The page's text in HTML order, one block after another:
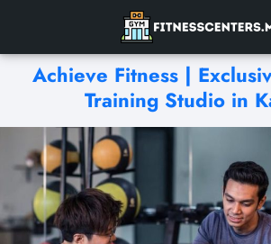
Achieve Fitness |
Training Studio in